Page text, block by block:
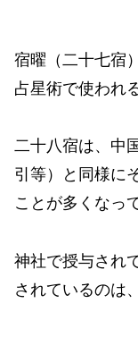
宿曜（二十七宿
占星術で使われ
二十八宿は、中
引等）と同様に
ことが多くなっ
神社で授与され
されているのは